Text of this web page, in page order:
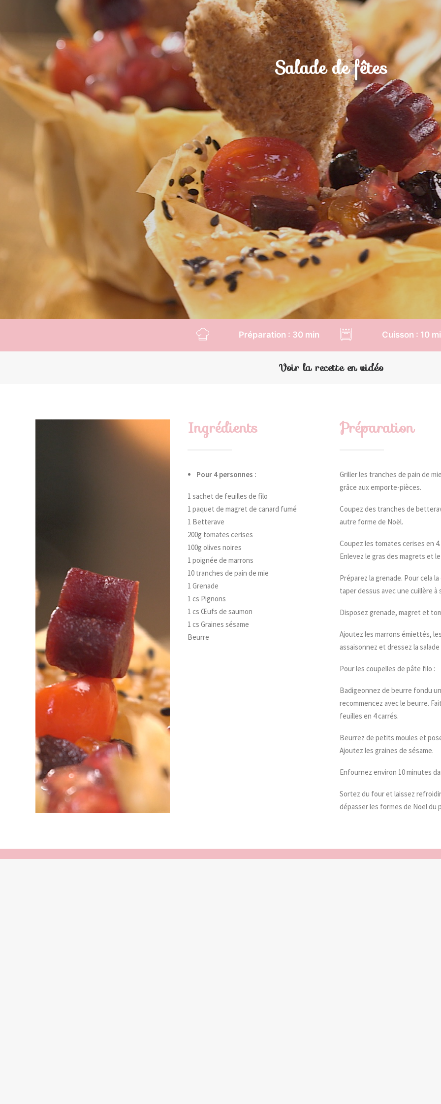
Salade de fêtes
Préparation : 30 min Cuisson : 10
Voir la recette en vidéo
Ingrédients
Pour 4 personnes :
1 sachet de feuilles de filo
1 paquet de magret de canard fumé
1 Betterave
200g tomates cerises
100g olives noires
1 poignée de marrons
10 tranches de pain de mie
1 Grenade
1 cs Pignons
1 cs Œufs de saumon
1 cs Graines sésame
Beurre
Préparation
Griller les tranches de pain de
grâce aux emporte-pièces.
Coupez des tranches de
autre forme de Noël.
Coupez les tomates cerises en 4.
Enlevez le gras des magrets et
Préparez la grenade. Pour cela
taper dessus avec une cuillère
Disposez grenade, magret et
Ajoutez les marrons émiettés,
assaisonnez et dressez la
Pour les coupelles de pâte filo :
Badigeonnez de beurre fondu
recommencez avec le beurre.
feuilles en 4 carrés.
Beurrez de petits moules et
Ajoutez les graines de sésame.
Enfournez environ 10 minutes
Sortez du four et laissez
dépasser les formes de Noel du